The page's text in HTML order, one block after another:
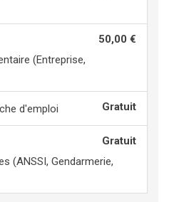
50,00 €
(Entreprise,
Gratuit
d'emploi
Gratuit
(ANSSI, Gendarmerie,